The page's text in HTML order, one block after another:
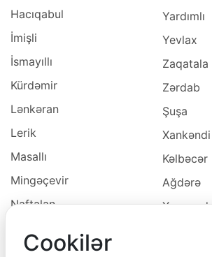
Hacıqabul
İmişli
İsmayıllı
Kürdəmir
Lənkəran
Lerik
Masallı
Mingəçevir
Naftalan
Neftçala
Yardımlı
Yevlax
Zaqatala
Zərdab
Şuşa
Xankəndi
Kəlbəcər
Ağdərə
Xocavəd
Cookilər